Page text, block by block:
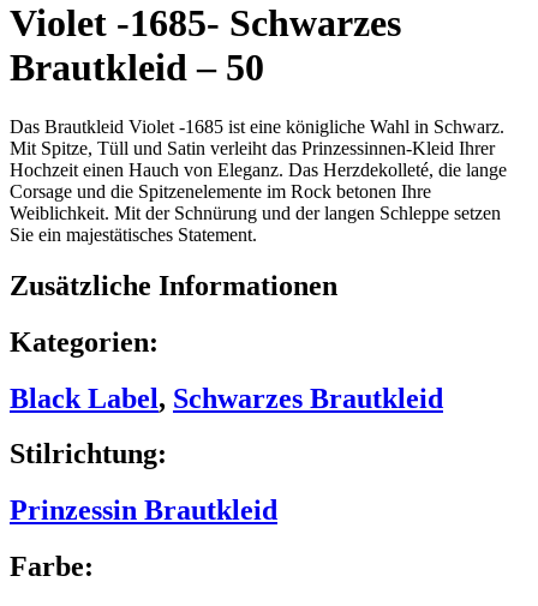
Violet -1685- Schwarzes
Brautkleid – 50
Das Brautkleid Violet -1685 ist eine königliche Wahl in Schwarz.
Mit Spitze, Tüll und Satin verleiht das Prinzessinnen-Kleid Ihrer
Hochzeit einen Hauch von Eleganz. Das Herzdekolleté, die lange
Corsage und die Spitzenelemente im Rock betonen Ihre
Weiblichkeit. Mit der Schnürung und der langen Schleppe setzen
Sie ein majestätisches Statement.
Zusätzliche Informationen
Kategorien:
Black Label, Schwarzes Brautkleid
Stilrichtung:
Prinzessin Brautkleid
Farbe: